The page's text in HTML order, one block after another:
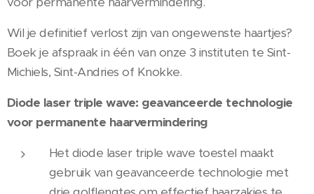
Wil je definitief verlost zijn van ongewenste haartjes?
Boek je afspraak in één van onze 3 instituten te Sint-
Michiels, Sint-Andries of Knokke.
Diode laser triple wave: geavanceerde technologie
voor permanente haarvermindering
Het diode laser triple wave toestel maakt
gebruik van geavanceerde technologie met